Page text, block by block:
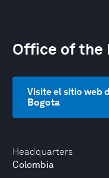
Headquarters
Colombia
Office of the
Visite el sitio web
Bogota